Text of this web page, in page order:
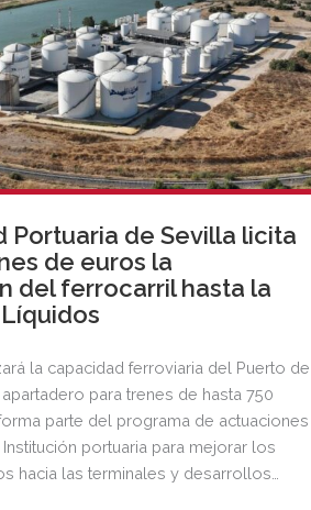
Portuaria de Sevilla licita
de euros la
del ferrocarril hasta la
la capacidad ferroviaria del Puerto de
para trenes de hasta 750
parte del programa de actuaciones
portuaria para mejorar los
hacia las terminales y desarrollos